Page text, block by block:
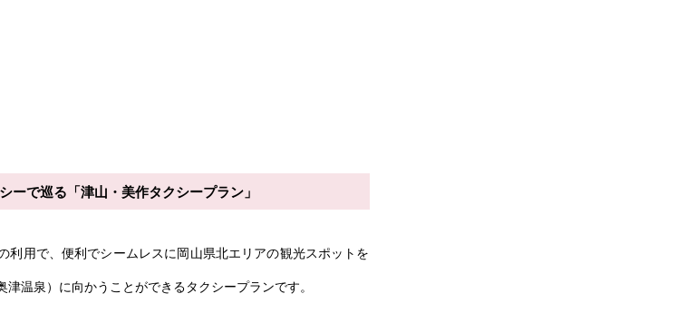
で巡る「津山・美作タクシープラン」
利用で、便利でシームレスに岡山県北エリアの観光スポットを
温泉）に向かうことができるタクシープランです。